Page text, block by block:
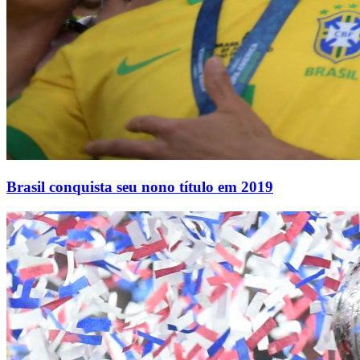
Brasil conquista seu nono título em 2019